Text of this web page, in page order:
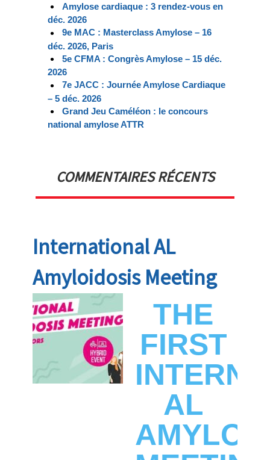
Amylose cardiaque : 3 rendez-vous en
déc. 2026
9e MAC : Masterclass Amylose – 16
déc. 2026, Paris
5e CFMA : Congrès Amylose – 15 déc.
2026
7e JACC : Journée Amylose Cardiaque
– 5 déc. 2026
Grand Jeu Caméléon : le concours
national amylose ATTR
COMMENTAIRES RÉCENTS
International AL
Amyloidosis Meeting
THE
FIRST
AL